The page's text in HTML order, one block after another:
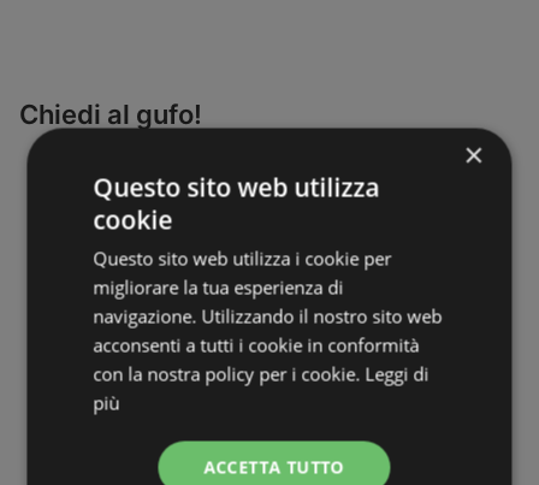
Chiedi al gufo!
×
Questo sito web utilizza
cookie
Questo sito web utilizza i cookie per
migliorare la tua esperienza di
navigazione. Utilizzando il nostro sito web
acconsenti a tutti i cookie in conformità
con la nostra policy per i cookie. Leggi di
più
ACCETTA TUTTO